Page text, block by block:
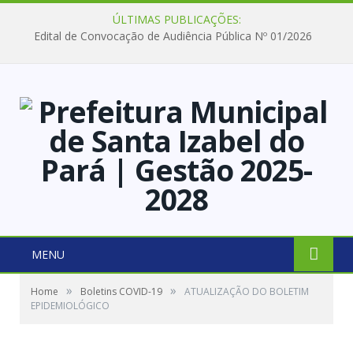
ÚLTIMAS PUBLICAÇÕES:
Edital de Convocação de Audiência Pública Nº 01/2026
MENU
Home » Boletins COVID-19 »
ATUALIZAÇÃO DO BOLETIM
EPIDEMIOLÓGICO